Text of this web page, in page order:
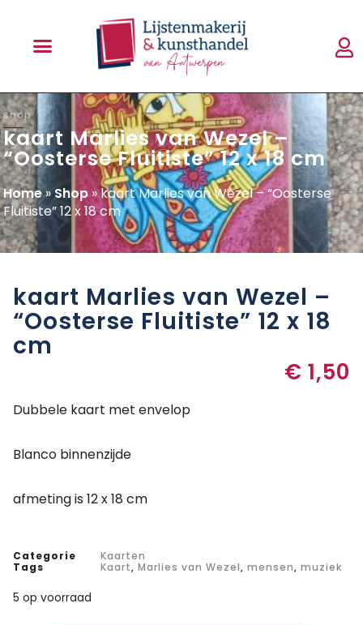
shop
kaart Marlies van Wezel –
“Oosterse Fluitiste” 12 x 18 cm
Home»Shop»kaart Marlies van Wezel – “Oosterse
Fluitiste” 12 x 18 cm
kaart Marlies van Wezel –
“Oosterse Fluitiste” 12 x 18
cm
€ 1,50
Dubbele kaart met envelop
Blanco binnenzijde
afmeting is 12 x 18 cm
Categorie
Kaarten
Tags
Kaart, Marlies van Wezel, mensen, muziek
5 op voorraad